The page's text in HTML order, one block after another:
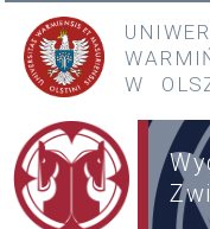
Przejdź do treści
Przejdź do menu głównego
W